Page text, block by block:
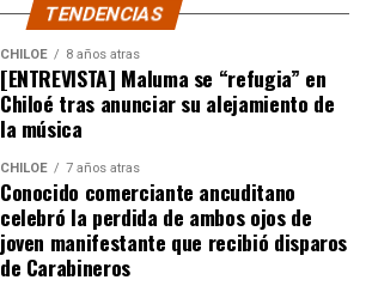
TENDENCIAS
CHILOE 8 años atras
[ENTREVISTA] Maluma se “refugia” en
Chiloé tras anunciar su alejamiento de
la música
CHILOE 7 años atras
Conocido comerciante ancuditano
celebró la perdida de ambos ojos de
joven manifestante que recibió disparos
de Carabineros